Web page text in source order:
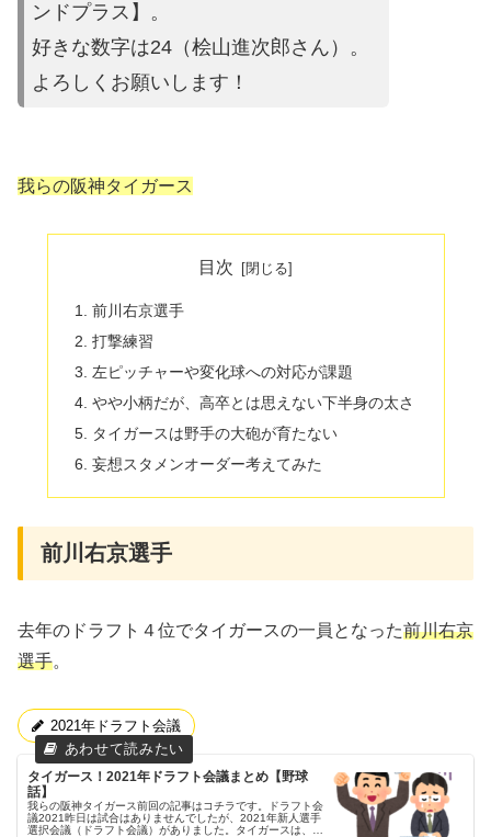
ンドプラス】。
好きな数字は24（桧山進次郎さん）。
よろしくお願いします！
我らの阪神タイガース
目次
前川右京選手
打撃練習
左ピッチャーや変化球への対応が課題
やや小柄だが、高卒とは思えない下半身の太さ
タイガースは野手の大砲が育たない
妄想スタメンオーダー考えてみた
前川右京選手
去年のドラフト４位でタイガースの一員となった前川右京
選手。
2021年ドラフト会議
タイガース！2021年ドラフト会議まとめ【野球
話】
我らの阪神タイガース前回の記事はコチラです。ドラフト会
議2021昨日は試合はありませんでしたが、2021年新人選手
選択会議（ドラフト会議）がありました。タイガースは、支